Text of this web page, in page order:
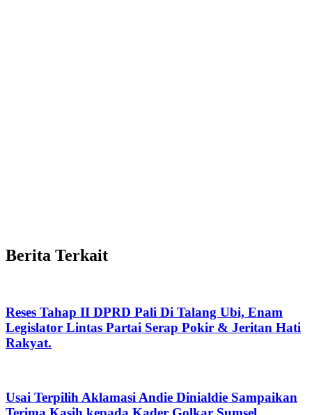
Berita Terkait
Reses Tahap II DPRD Pali Di Talang Ubi, Enam
Legislator Lintas Partai Serap Pokir & Jeritan Hati
Rakyat.
Usai Terpilih Aklamasi Andie Dinialdie Sampaikan